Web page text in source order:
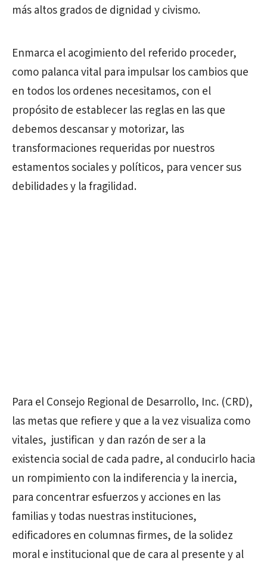
más altos grados de dignidad y civismo.
Enmarca el acogimiento del referido proceder,
como palanca vital para impulsar los cambios que
en todos los ordenes necesitamos, con el
propósito de establecer las reglas en las que
debemos descansar y motorizar, las
transformaciones requeridas por nuestros
estamentos sociales y políticos, para vencer sus
debilidades y la fragilidad.
Para el Consejo Regional de Desarrollo, Inc. (CRD),
las metas que refiere y que a la vez visualiza como
vitales, justifican y dan razón de ser a la
existencia social de cada padre, al conducirlo hacia
un rompimiento con la indiferencia y la inercia,
para concentrar esfuerzos y acciones en las
familias y todas nuestras instituciones,
edificadores en columnas firmes, de la solidez
moral e institucional que de cara al presente y al